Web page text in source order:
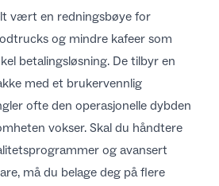
vært en redningsbøye for
og mindre kafeer som
betalingsløsning. De tilbyr en
med et brukervennlig
ofte den operasjonelle dybden
vokser. Skal du håndtere
og avansert
må du belage deg på flere